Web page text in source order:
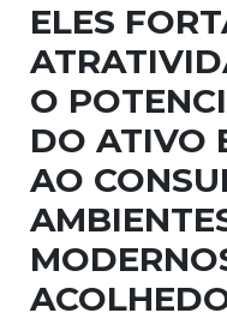
ELES
O
DO ATIVO
AO